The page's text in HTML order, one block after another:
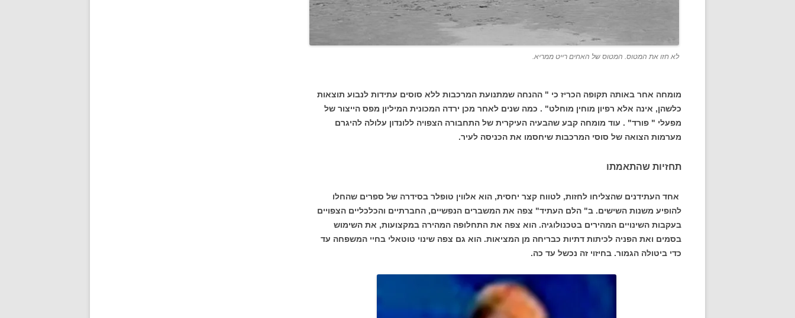
לא חזו את המטוס. המטוס של האחים רייט ממריא.
מומחה אחר באותה תקופה הכריז כי " ההנחה שמתנועת המרכבות ללא סוסים עתידות לנבוע תוצאות
כלשהן, אינה אלא רפיון מוחין מוחלט" . כמה שנים לאחר מכן ירדה המכונית המיליון מפס הייצור של
מפעלי " פורד" . עוד מומחה קבע שהבעיה העיקרית של התחבורה הצפויה ללונדון עלולה להיגרם
מערמות הצואה של סוסי המרכבות שיחסמו את הכניסה לעיר.
תחזיות שהתאמתו
אחד העתידנים שהצליחו לחזות, לטווח קצר יחסית, הוא אלווין טופלר בסידרה של ספרים שהחלו
להופיע משנות השישים. ב" הלם העתיד" צפה את המשברים הנפשיים, החברתיים והכלכליים הצפויים
בעקבות השינויים המהירים בטכנולוגיה. הוא צפה את התחלופה המהירה במקצועות, את השימוש
בסמים ואת הפניה לכיתות דתיות כבריחה מן המציאות. הוא גם צפה שינוי טוטאלי בחיי המשפחה עד
כדי ביטולה הגמור. בחיזוי זה נכשל עד כה.